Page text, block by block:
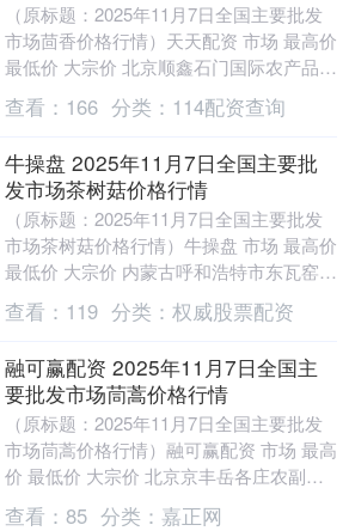
（原标题：2025年11月7日全国主要批发
市场茴香价格行情）天天配资 市场 最高价
最低价 大宗价 北京顺鑫石门国际农产品批
发市场集团有限公司 6.00 5.0....
查看： 166 分类： 114配资查询
牛操盘 2025年11月7日全国主要批
发市场茶树菇价格行情
（原标题：2025年11月7日全国主要批发
市场茶树菇价格行情）牛操盘 市场 最高价
最低价 大宗价 内蒙古呼和浩特市东瓦窑农
副产品批发市场有限责任公司 15.0....
查看： 119 分类： 权威股票配资
融可赢配资 2025年11月7日全国主
要批发市场茼蒿价格行情
（原标题：2025年11月7日全国主要批发
市场茼蒿价格行情）融可赢配资 市场 最高
价 最低价 大宗价 北京京丰岳各庄农副产
品批发市场 11.00 10.00 1....
查看： 85 分类： 嘉正网